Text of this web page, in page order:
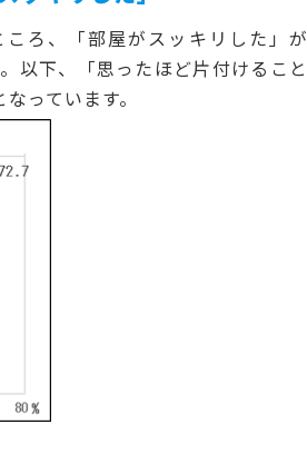
ろ、「部屋がスッキリした」が
以下、「思ったほど片付けること
っています。